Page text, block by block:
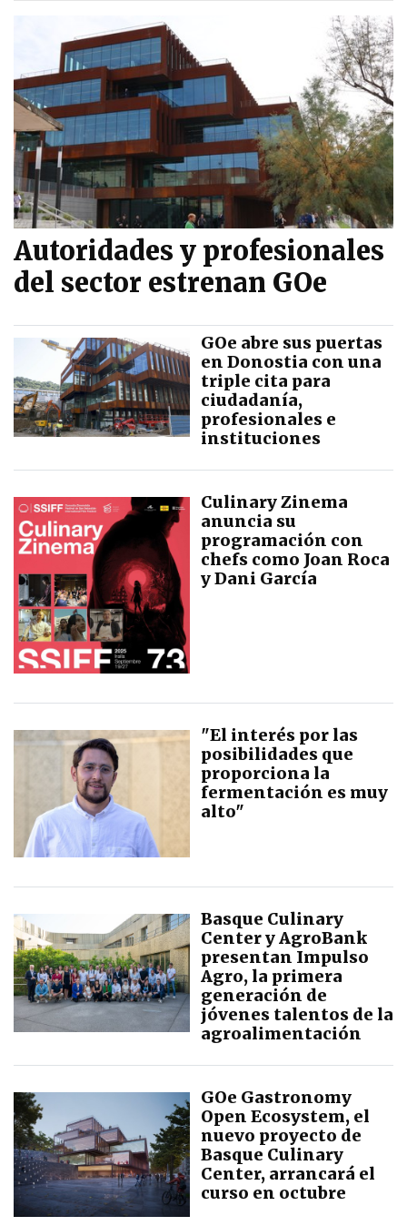
Autoridades y profesionales
del sector estrenan GOe
GOe abre sus puertas
en Donostia con una
triple cita para
ciudadanía,
profesionales e
instituciones
Culinary Zinema
anuncia su
programación con
chefs como Joan Roca
y Dani García
"El interés por las
posibilidades que
proporciona la
fermentación es muy
alto"
Basque Culinary
Center y AgroBank
presentan Impulso
Agro, la primera
generación de
jóvenes talentos de la
agroalimentación
GOe Gastronomy
Open Ecosystem, el
nuevo proyecto de
Basque Culinary
Center, arrancará el
curso en octubre